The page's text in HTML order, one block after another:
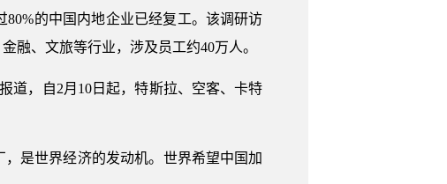
的中国内地企业已经复工。该调研访
融、文旅等行业，涉及员工约40万人。
道，自2月10日起，特斯拉、空客、卡特
是世界经济的发动机。世界希望中国加